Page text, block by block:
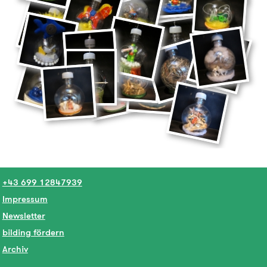
+43 699 12847939
Impressum
Newsletter
bilding fördern
Archiv